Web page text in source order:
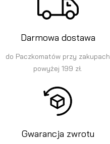
Darmowa dostawa
do Paczkomatów przy zakupach
powyżej 199 zł.
Gwarancja zwrotu